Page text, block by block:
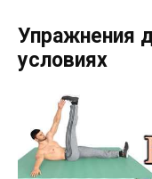
Упражнения
условиях